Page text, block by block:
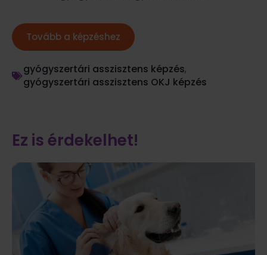
Tovább a képzéshez
gyógyszertári asszisztens képzés,
gyógyszertári asszisztens OKJ képzés
Ez is érdekelhet!